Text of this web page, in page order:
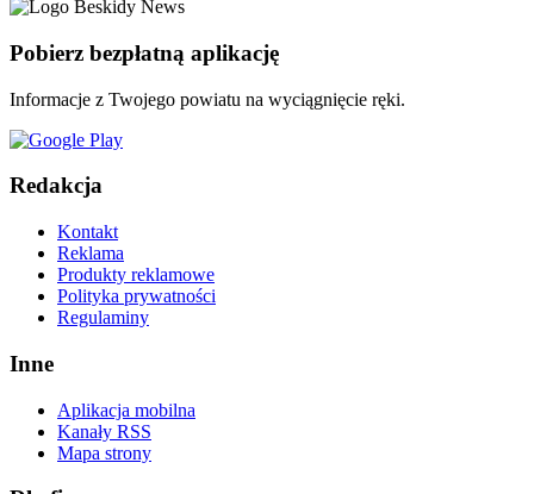
Pobierz bezpłatną aplikację
Informacje z Twojego powiatu na wyciągnięcie ręki.
Redakcja
Kontakt
Reklama
Produkty reklamowe
Polityka prywatności
Regulaminy
Inne
Aplikacja mobilna
Kanały RSS
Mapa strony